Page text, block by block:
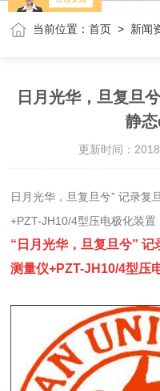
当前位置：首页 > 新闻
日月光华，旦复旦
静
更新时间：
日月光华，旦复旦兮” 记录复
+PZT-JH10/4型压电极化装置
“日月光华，旦复旦兮”
测量仪+PZT-JH10/4型压